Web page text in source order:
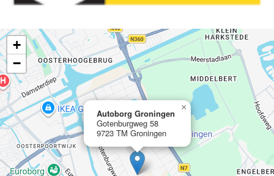
Autoborg Groningen
Gotenburgweg 58
9723 TM Groningen
×
+
−